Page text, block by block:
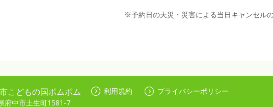
※予約日の天災・災害による当日キャンセル
こどもの国ポムポム
府中市土生町1581-7
利用規約 プライバシーポリシー